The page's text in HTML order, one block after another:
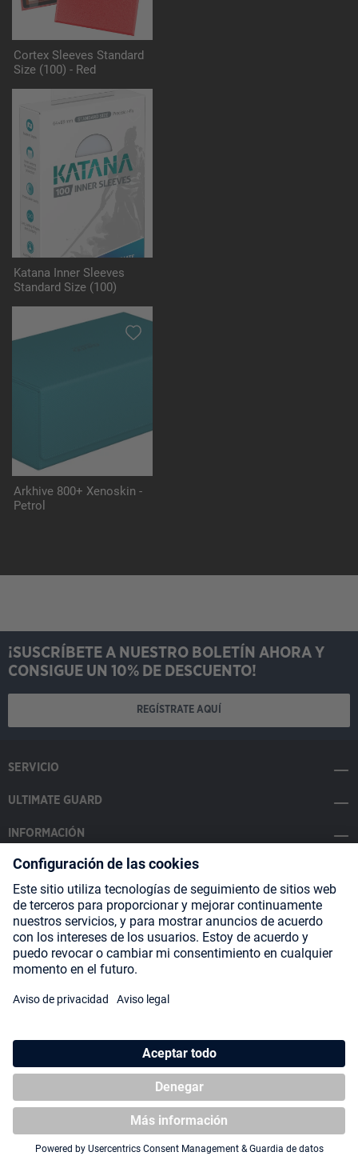
Cortex Sleeves Standard
Size (100) - Red
Katana Inner Sleeves
Standard Size (100)
Arkhive 800+ Xenoskin -
Petrol
¡SUSCRÍBETE A NUESTRO BOLETÍN AHORA Y
CONSIGUE UN 10% DE DESCUENTO!
REGÍSTRATE AQUÍ
SERVICIO
ULTIMATE GUARD
INFORMACIÓN
SOCIAL MEDIA
Payment Methods
Shipping
Blog
gastos de envío, si no se indica lo contrario.